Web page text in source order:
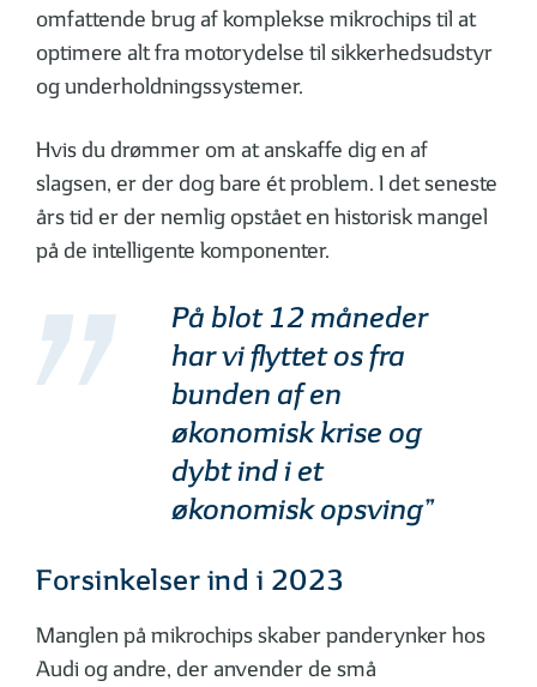
omfattende brug af komplekse mikrochips til at
optimere alt fra motorydelse til sikkerhedsudstyr
og underholdningssystemer.
Hvis du drømmer om at anskaffe dig en af
slagsen, er der dog bare ét problem. I det seneste
års tid er der nemlig opstået en historisk mangel
på de intelligente komponenter.
På blot 12 måneder
har vi flyttet os fra
bunden af en
økonomisk krise og
dybt ind i et
økonomisk opsving”
Forsinkelser ind i 2023
Manglen på mikrochips skaber panderynker hos
Audi og andre, der anvender de små